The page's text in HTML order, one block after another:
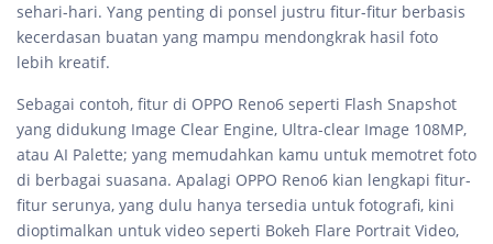
sehari-hari. Yang penting di ponsel justru fitur-fitur berbasis
kecerdasan buatan yang mampu mendongkrak hasil foto
lebih kreatif.
Sebagai contoh, fitur di OPPO Reno6 seperti Flash Snapshot
yang didukung Image Clear Engine, Ultra-clear Image 108MP,
atau AI Palette; yang memudahkan kamu untuk memotret foto
di berbagai suasana. Apalagi OPPO Reno6 kian lengkapi fitur-
fitur serunya, yang dulu hanya tersedia untuk fotografi, kini
dioptimalkan untuk video seperti Bokeh Flare Portrait Video,